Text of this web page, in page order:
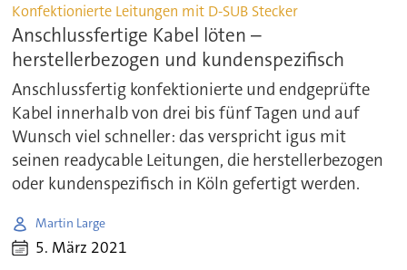
Konfektionierte Leitungen mit D-SUB Stecker
Anschlussfertige Kabel löten –
herstellerbezogen und kundenspezifisch
Anschlussfertig konfektionierte und endgeprüfte
Kabel innerhalb von drei bis fünf Tagen und auf
Wunsch viel schneller: das verspricht igus mit
seinen readycable Leitungen, die herstellerbezogen
oder kundenspezifisch in Köln gefertigt werden.
Martin Large
5. März 2021